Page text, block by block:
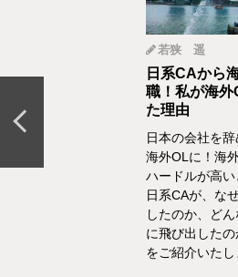
ら野菜ソムリエ
の転職＆セカン
ア体験談vol.13～
若狭 遥
日系CAから
職！私が海外
た理由
日本の会社を
海外OLに！海
ハードルが高
日系CAが、な
したのか、ど
に飛び出した
をご紹介いたし